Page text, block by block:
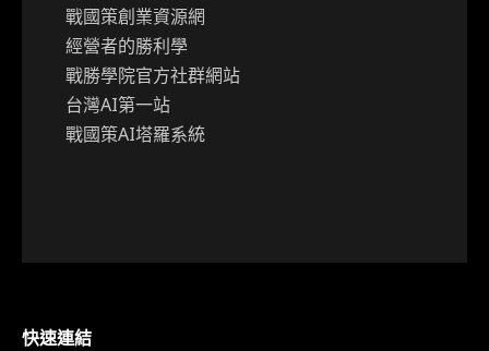
戰國策創業資源網
經營者的勝利學
戰勝學院官方社群網站
台灣AI第一站
戰國策AI塔羅系統
快速連結